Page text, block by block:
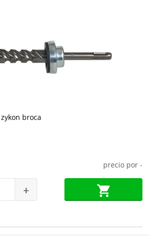
broca
precio por -
+